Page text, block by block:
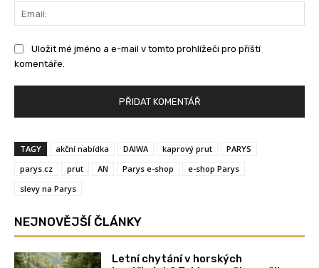
Uložit mé jméno a e-mail v tomto prohlížeči pro příští
komentáře.
TAGY akční nabídka DAIWA kaprový prut
PARYS
parys.cz
prut AN Parys e-shop
e-shop Parys
slevy na Parys
NEJNOVĚJŠÍ ČLÁNKY
Letní chytání v horských